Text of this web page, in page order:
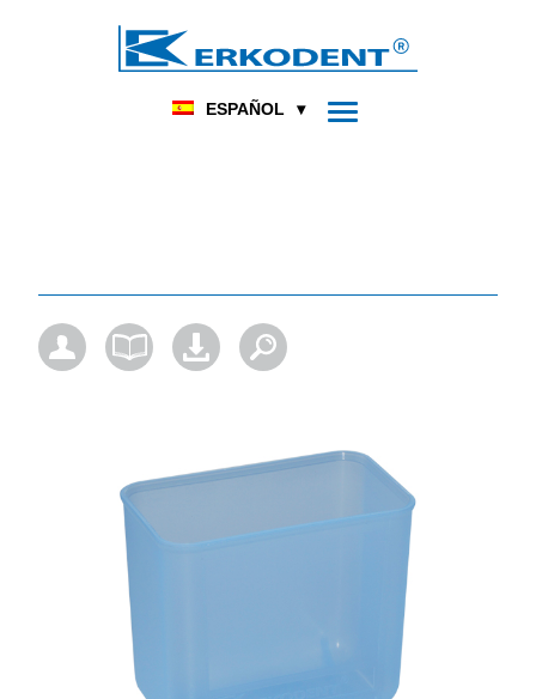
ESPAÑOL
DENTAL PODOLOGÍA
HOME PRODUCTO